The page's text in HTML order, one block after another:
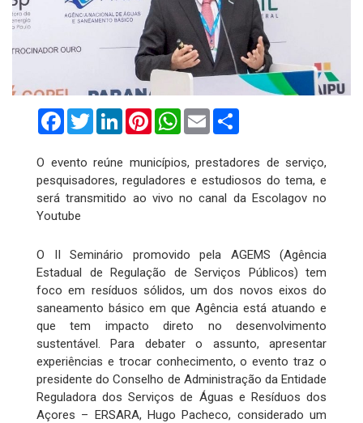
FacebookTwitterLinkedInPinterestWhatsApp
Email
O evento reúne municípios, prestadores de serviço,
pesquisadores, reguladores e estudiosos do tema, e
será transmitido ao vivo no canal da Escolagov no
Youtube
O II Seminário promovido pela AGEMS (Agência
Estadual de Regulação de Serviços Públicos) tem
foco em resíduos sólidos, um dos novos eixos do
saneamento básico em que Agência está atuando e
que tem impacto direto no desenvolvimento
sustentável. Para debater o assunto, apresentar
experiências e trocar conhecimento, o evento traz o
presidente do Conselho de Administração da Entidade
Reguladora dos Serviços de Águas e Resíduos dos
Açores – ERSARA, Hugo Pacheco, considerado um